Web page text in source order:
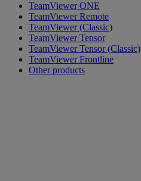
TeamViewer ONE
TeamViewer Remote
TeamViewer (Classic)
TeamViewer Tensor
TeamViewer Tensor (Classic)
TeamViewer Frontline
Other products